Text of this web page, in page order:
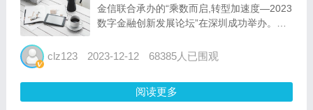
金信联合承办的“乘数而启,转型加速度―2023
数字金融创新发展论坛”在深圳成功举办。本
企、科技企业、高校院所及协会的领导专家,
而行...
clz123 2023-12-12 68385人已围观
阅读更多